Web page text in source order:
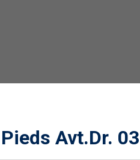
Avt.Dr. 03